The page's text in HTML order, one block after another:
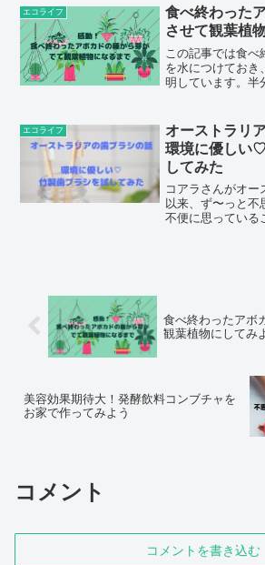
記事ではそんなト
カー２社の比較
おります。
エコライフ
食べ終わった
させて観葉植
この記事では食
を水につけておき
明しています。半
方法を紹介してい
エコライフ
オーストラリ
環境に優しい
してみた
コアラさんがオー
以来、ず〜っと不
不便に思っている
食べ終わったアボ
観葉植物にしてみ
美容効果期待大！発酵飲料コンブチャを
お家で作ってみよう
コメント
コメントを書き込む